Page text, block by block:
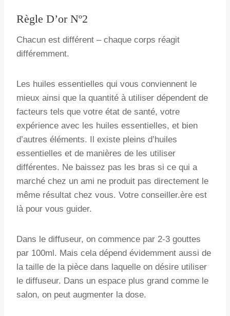
Règle D’or Nº2
Chacun est différent – chaque corps réagit
différemment.
Les huiles essentielles qui vous conviennent le
mieux ainsi que la quantité à utiliser dépendent de
facteurs tels que votre état de santé, votre
expérience avec les huiles essentielles, et bien
d’autres éléments. Il existe pleins d’huiles
essentielles et de manières de les utiliser
différentes. Ne baissez pas les bras si ce qui a
marché chez un ami ne produit pas directement le
même résultat chez vous. Votre conseiller.ère est
là pour vous guider.
Dans le diffuseur, on commence par 2-3 gouttes
par 100ml. Mais cela dépend évidemment aussi de
la taille de la pièce dans laquelle on désire utiliser
le diffuseur. Dans un espace plus grand comme le
salon, on peut augmenter la dose.